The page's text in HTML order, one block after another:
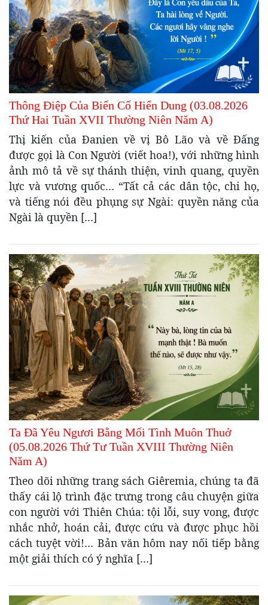
Thông Điệp Của Biến Cố Hiển Dung (03.08.2026
Thứ Hai Tuần XVII Thường Niên Năm A)
Thị kiến của Đanien về vị Bô Lão và về Đấng
được gọi là Con Người (viết hoa!), với những hình
ảnh mô tả về sự thánh thiện, vinh quang, quyền
lực và vương quốc… “Tất cả các dân tộc, chi họ,
và tiếng nói đều phụng sự Ngài: quyền năng của
Ngài là quyền […]
Ta Đã Yêu Ngươi Bằng Mối Tình Muôn Thuở
(05.08.2026 Thứ Tư Tuần XVIII Thường Niên
Năm A)
Theo dõi những trang sách Giêremia, chúng ta đã
thấy cái lộ trình đặc trưng trong câu chuyện giữa
con người với Thiên Chúa: tội lỗi, suy vong, được
nhắc nhở, hoán cải, được cứu và được phục hồi
cách tuyệt vời!… Bản văn hôm nay nối tiếp bằng
một giải thích có ý nghĩa […]